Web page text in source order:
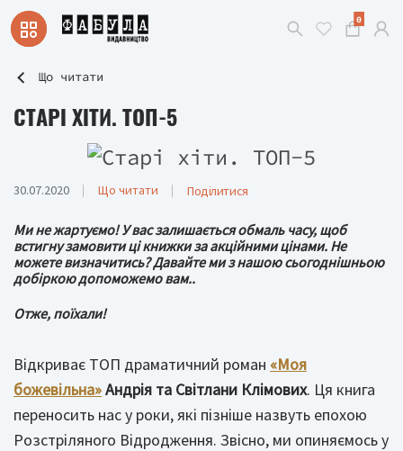
0
Що читати
СТАРІ ХІТИ. ТОП-5
30.07.2020 Що читати Поділитися
Ми не жартуємо! У вас залишається обмаль часу, щоб
встигну замовити ці книжки за акційними цінами. Не
можете визначитись? Давайте ми з нашою сьогоднішньою
добіркою допоможемо вам..
Отже, поїхали!
Відкриває ТОП драматичний роман «Моя
божевільна»Андрія та Світлани Клімових. Ця книга
переносить нас у роки, які пізніше назвуть епохою
Розстріляного Відродження. Звісно, ми опиняємось у